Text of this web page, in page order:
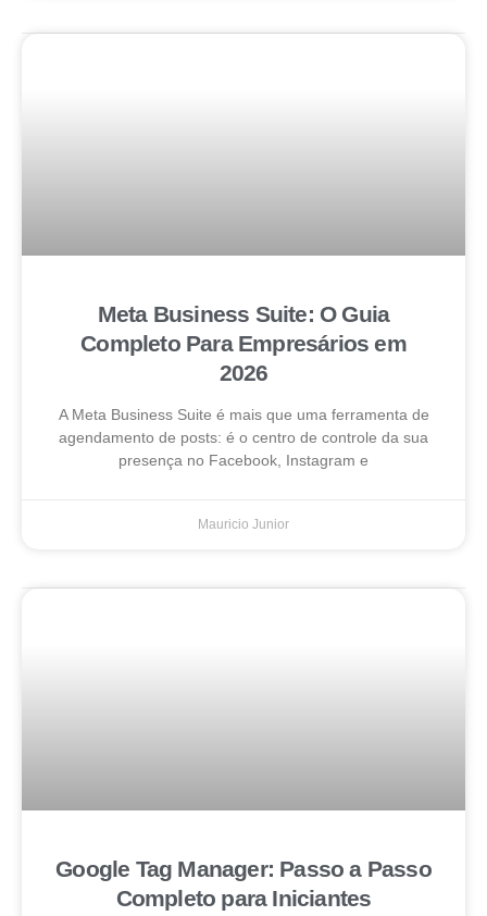
Meta Business Suite: O Guia
Completo Para Empresários em
2026
A Meta Business Suite é mais que uma ferramenta de
agendamento de posts: é o centro de controle da sua
presença no Facebook, Instagram e
Mauricio Junior
Google Tag Manager: Passo a Passo
Completo para Iniciantes